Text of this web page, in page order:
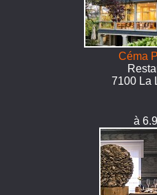
Céma
7100 La
à